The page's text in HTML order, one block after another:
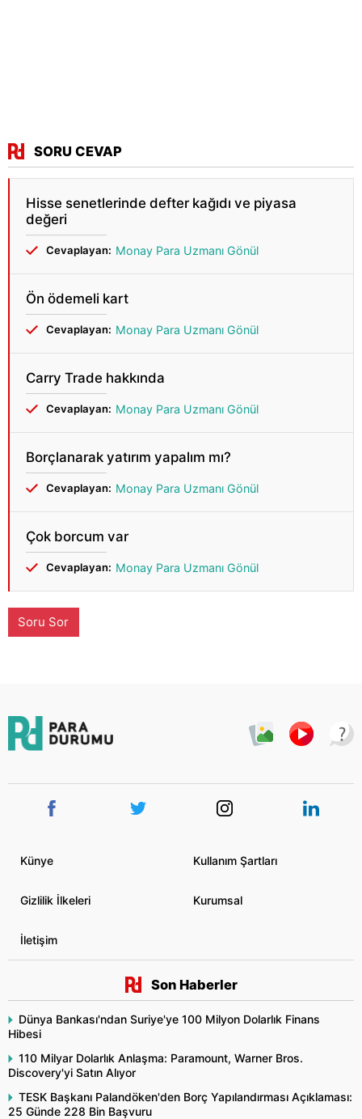
SORU CEVAP
Hisse senetlerinde defter kağıdı ve piyasa
değeri
Cevaplayan: Monay Para Uzmanı Gönül
Ön ödemeli kart
Cevaplayan: Monay Para Uzmanı Gönül
Carry Trade hakkında
Cevaplayan: Monay Para Uzmanı Gönül
Borçlanarak yatırım yapalım mı?
Cevaplayan: Monay Para Uzmanı Gönül
Çok borcum var
Cevaplayan: Monay Para Uzmanı Gönül
Soru Sor
Künye Kullanım Şartları
Gizlilik İlkeleri Kurumsal
İletişim
Son Haberler
Dünya Bankası'ndan Suriye'ye 100 Milyon Dolarlık Finans
Hibesi
110 Milyar Dolarlık Anlaşma: Paramount, Warner Bros.
Discovery'yi Satın Alıyor
TESK Başkanı Palandöken'den Borç Yapılandırması Açıklaması:
25 Günde 228 Bin Başvuru